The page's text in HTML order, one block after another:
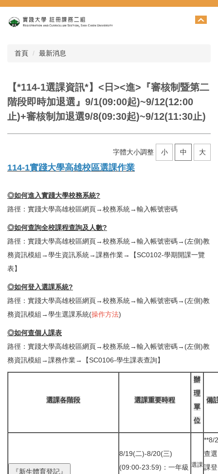
跳
到
主
首頁 最新消息
【*114-1選課資訊*】<日><進>『審核制暨第二
階段即時加退選』9/1(09:00起)~9/12(12:00
止)+審核制加退選9/8(09:30起)~9/12(11:30止)
字體大小調整 小 中 大
114-1實踐大學高雄校區選課作業
◎如何進入實踐大學校務系統?
路徑：實踐大學高雄校區網頁→校務系統→輸入帳號密碼
◎如何查詢全校課程查詢及人數?
路徑：實踐大學高雄校區網頁→校務系統→輸入帳號密碼→(左側)教
務資訊模組→學生資訊系統→課務作業→【SC0102-學期開課一覽
表】
◎如何登入選課系統?
路徑：實踐大學高雄校區網頁→校務系統→輸入帳號密碼→(左側)教
務資訊模組→學生選課系統(操作方法)
◎如何查個人課表
路徑：實踐大學高雄校區網頁→校務系統→輸入帳號密碼→(左側)教
務資訊模組→課務作業→【SC0106-學生課表查詢】
選課各階段 選課重要時程
辦
理
單
位
備
8/19(二)-8/20(三)
(09:00-23:59)：一年級 選課
**8/
查選
課登